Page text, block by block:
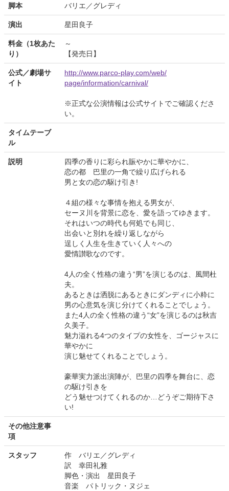
脚本 バリエ／グレディ
演出 星田良子
料金（1枚あた
り）
～
【発売日】
公式／劇場サ
イト
http://www.parco-play.com/web/
page/information/carnival/
※正式な公演情報は公式サイトでご確認くださ
い。
タイムテーブ
ル
説明
四季の香りに彩られ賑やかに華やかに、
恋の都 巴里の一角で繰り広げられる
男と女の恋の駆け引き!
４組の様々な事情を抱える男女が、
セーヌ川を背景に恋を、愛を語ってゆきます。
それはいつの時代も何処でも同じ、
出会いと別れを繰り返しながら
逞しく人生を生きていく人々への
愛情讃歌なのです。
4人の全く性格の違う“男”を演じるのは、風間杜
夫。
あるときは洒脱にあるときにダンディに小粋に
男の心意気を演じ分けてくれることでしょう。
また4人の全く性格の違う“女”を演じるのは秋吉
久美子。
魅力溢れる4つのタイプの女性を、ゴージャスに
華やかに
演じ魅せてくれることでしょう。
豪華実力派出演陣が、巴里の四季を舞台に、恋
の駆け引きを
どう魅せつけてくれるのか…どうぞご期待下さ
い!
その他注意事
項
スタッフ
作 バリエ／グレディ
訳 幸田礼雅
脚色・演出 星田良子
音楽 パトリック・ヌジェ